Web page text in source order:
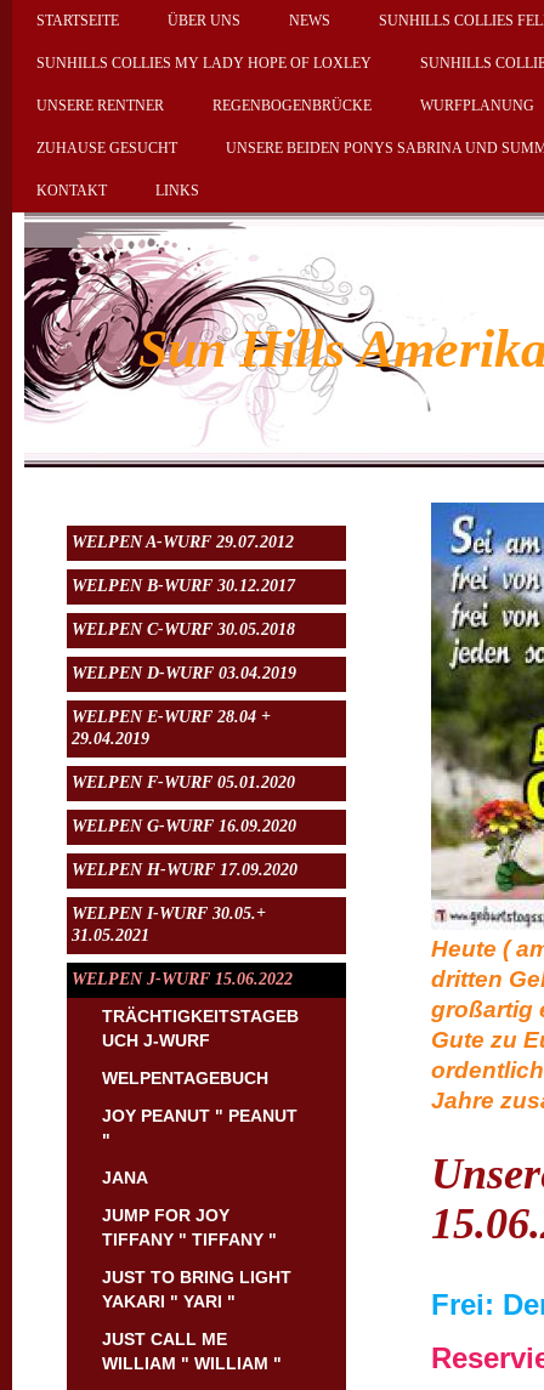
STARTSEITE ÜBER UNS NEWS SUNHILLS COLLIES
SUNHILLS COLLIES MY LADY HOPE OF LOXLEY SUNHILLS
UNSERE RENTNER REGENBOGENBRÜCKE WURFPLANUNG
ZUHAUSE GESUCHT UNSERE BEIDEN PONYS SABRINA UND
KONTAKT LINKS
Sun Hills
WELPEN A-WURF 29.07.2012
WELPEN B-WURF 30.12.2017
WELPEN C-WURF 30.05.2018
WELPEN D-WURF 03.04.2019
WELPEN E-WURF 28.04 +
29.04.2019
WELPEN F-WURF 05.01.2020
WELPEN G-WURF 16.09.2020
WELPEN H-WURF 17.09.2020
WELPEN I-WURF 30.05.+
31.05.2021
WELPEN J-WURF 15.06.2022
TRÄCHTIGKEITSTAGEB
UCH J-WURF
WELPENTAGEBUCH
JOY PEANUT " PEANUT
"
JANA
JUMP FOR JOY
TIFFANY " TIFFANY "
JUST TO BRING LIGHT
YAKARI " YARI "
JUST CALL ME
WILLIAM " WILLIAM "
Heute (
dritten
großartig
Gute zu
Jahre
Frei: